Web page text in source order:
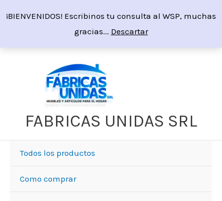
¡BIENVENIDOS! Escribinos tu consulta al WSP, muchas
gracias... Descartar
FABRICAS UNIDAS SRL
Todos los productos
Como comprar